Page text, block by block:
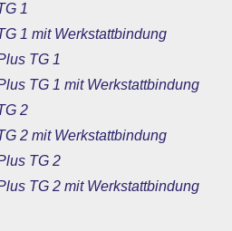
1
1 mit Werkstattbindung
TG 1
TG 1 mit Werkstattbindung
2
2 mit Werkstattbindung
TG 2
TG 2 mit Werkstattbindung